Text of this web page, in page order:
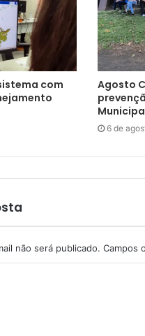
com
Agosto
6 de
não será publicado. Campos